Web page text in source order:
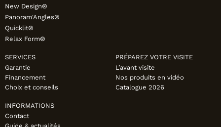
New Design®
Panoram'Angles®
Quicklit®
Relax Form®
SERVICES
Garantie
Financement
Choix et conseils
PRÉPAREZ VOTRE VISITE
L’avant visite
Nos produits en vidéo
Catalogue 2026
INFORMATIONS
Contact